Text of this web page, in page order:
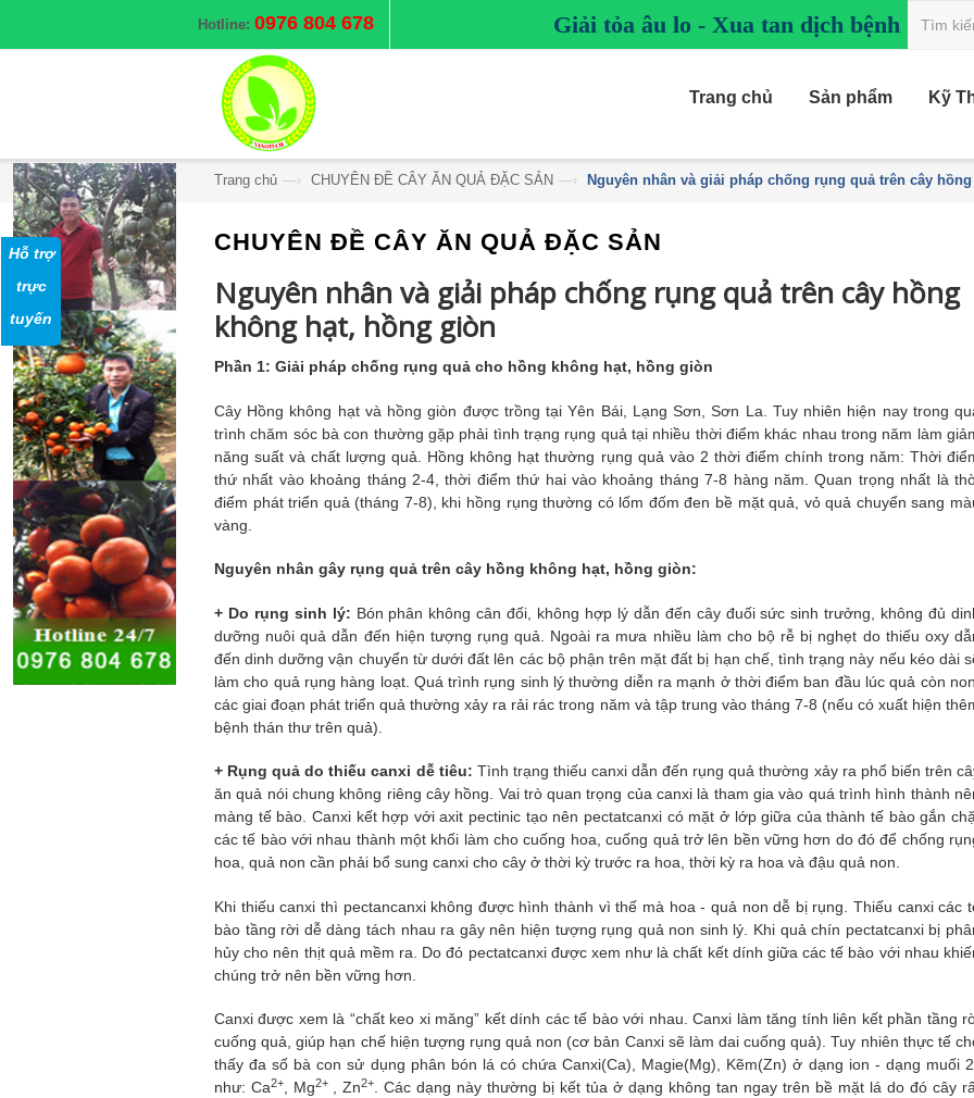
Hỗ trợ
trực
tuyến
Hotline: 0976 804 678 Giải tỏa âu lo - Xua tan dịch bệnh
Trang chủ Sản phẩm Kỹ
Trang chủ —› CHUYÊN ĐỀ CÂY ĂN QUẢ ĐẶC SẢN —› Nguyên nhân và giải pháp chống rụng quả trên cây
CHUYÊN ĐỀ CÂY ĂN QUẢ ĐẶC SẢN
Nguyên nhân và giải pháp chống rụng quả trên cây hồng
không hạt, hồng giòn
Phần 1: Giải pháp chống rụng quả cho hồng không hạt, hồng giòn
Cây Hồng không hạt và hồng giòn được trồng tại Yên Bái, Lạng Sơn, Sơn La. Tuy nhiên hiện nay trong
trình chăm sóc bà con thường gặp phải tình trạng rụng quả tại nhiều thời điểm khác nhau trong năm làm
năng suất và chất lượng quả. Hồng không hạt thường rụng quả vào 2 thời điểm chính trong năm: Thời
thứ nhất vào khoảng tháng 2-4, thời điểm thứ hai vào khoảng tháng 7-8 hàng năm. Quan trọng nhất là
điểm phát triển quả (tháng 7-8), khi hồng rụng thường có lốm đốm đen bề mặt quả, vỏ quả chuyển sang
vàng.
Nguyên nhân gây rụng quả trên cây hồng không hạt, hồng giòn:
+ Do rụng sinh lý: Bón phân không cân đối, không hợp lý dẫn đến cây đuối sức sinh trưởng, không đủ
dưỡng nuôi quả dẫn đến hiện tượng rụng quả. Ngoài ra mưa nhiều làm cho bộ rễ bị nghẹt do thiếu oxy
đến dinh dưỡng vận chuyển từ dưới đất lên các bộ phận trên mặt đất bị hạn chế, tình trạng này nếu kéo dài
làm cho quả rụng hàng loạt. Quá trình rụng sinh lý thường diễn ra mạnh ở thời điểm ban đầu lúc quả còn non,
các giai đoạn phát triển quả thường xảy ra rải rác trong năm và tập trung vào tháng 7-8 (nếu có xuất hiện
bệnh thán thư trên quả).
+ Rụng quả do thiếu canxi dễ tiêu: Tình trạng thiếu canxi dẫn đến rụng quả thường xảy ra phổ biến trên
ăn quả nói chung không riêng cây hồng. Vai trò quan trọng của canxi là tham gia vào quá trình hình thành
màng tế bào. Canxi kết hợp với axit pectinic tạo nên pectatcanxi có mặt ở lớp giữa của thành tế bào gắn
các tế bào với nhau thành một khối làm cho cuống hoa, cuống quả trở lên bền vững hơn do đó để chống
hoa, quả non cần phải bổ sung canxi cho cây ở thời kỳ trước ra hoa, thời kỳ ra hoa và đậu quả non.
Khi thiếu canxi thì pectancanxi không được hình thành vì thế mà hoa - quả non dễ bị rụng. Thiếu canxi các
bào tầng rời dễ dàng tách nhau ra gây nên hiện tượng rụng quả non sinh lý. Khi quả chín pectatcanxi bị
hủy cho nên thịt quả mềm ra. Do đó pectatcanxi được xem như là chất kết dính giữa các tế bào với nhau
chúng trở nên bền vững hơn.
Canxi được xem là “chất keo xi măng” kết dính các tế bào với nhau. Canxi làm tăng tính liên kết phần tầng
cuống quả, giúp hạn chế hiện tượng rụng quả non (cơ bản Canxi sẽ làm dai cuống quả). Tuy nhiên thực tế
thấy đa số bà con sử dụng phân bón lá có chứa Canxi(Ca), Magie(Mg), Kẽm(Zn) ở dạng ion - dạng muối 2
như: Ca2+ , Mg2+ Zn2+
. Các dạng này thường bị kết tủa ở dạng không tan ngay trên bề mặt lá do đó cây